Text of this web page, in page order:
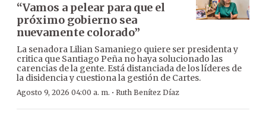
“Vamos a pelear para que el
próximo gobierno sea
nuevamente colorado”
La senadora Lilian Samaniego quiere ser presidenta y
critica que Santiago Peña no haya solucionado las
carencias de la gente. Está distanciada de los líderes de
la disidencia y cuestiona la gestión de Cartes.
Agosto 9, 2026 04:00 a. m. · Ruth Benítez Díaz